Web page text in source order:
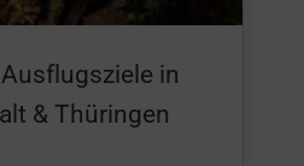
in
& Thüringen